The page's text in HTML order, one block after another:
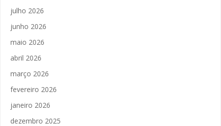
julho 2026
junho 2026
maio 2026
abril 2026
março 2026
fevereiro 2026
janeiro 2026
dezembro 2025